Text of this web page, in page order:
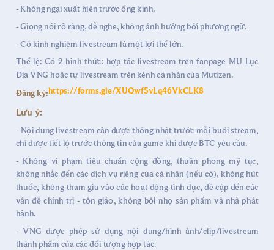
- Không ngại xuất hiện trước ống kính.
- Giọng nói rõ ràng, dễ nghe, không ảnh hưởng bởi phương ngữ.
- Có kinh nghiệm livestream là một lợi thế lớn.
Thể lệ: Có 2 hình thức: hợp tác livestream trên fanpage MU Lục
Địa VNG hoặc tự livestream trên kênh cá nhân của Mutizen.
Đăng ký:https://forms.gle/XUQwf5vLq46VkCLK8
Lưu ý:
- Nội dung livestream cần được thống nhất trước mỗi buổi stream,
chỉ được tiết lộ trước thông tin của game khi được BTC yêu cầu.
- Không vi phạm tiêu chuẩn cộng đồng, thuần phong mỹ tục,
không nhắc đến các dịch vụ riêng của cá nhân (nếu có), không hút
thuốc, không tham gia vào các hoạt động tình dục, đề cập đến các
vấn đề chính trị - tôn giáo, không bôi nhọ sản phẩm và nhà phát
hành.
- VNG được phép sử dụng nội dung/hình ảnh/clip/livestream
thành phẩm của các đối tượng hợp tác.